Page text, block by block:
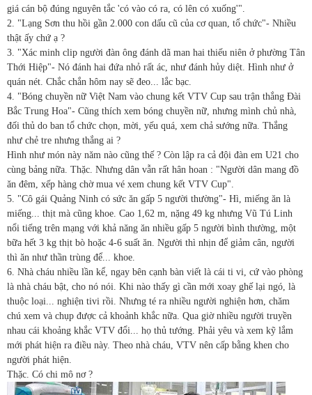
giá cán bộ đúng nguyên tắc 'có vào có ra, có lên có xuống'".
2. "Lạng Sơn thu hồi gần 2.000 con dấu cũ của cơ quan, tổ chức"- Nhiều
thật ấy chứ ạ ?
3. "Xác minh clip người đàn ông đánh dã man hai thiếu niên ở phường Tân
Thới Hiệp"- Nó đánh hai đứa nhỏ rất ác, như đánh hủy diệt. Hình như ở
quán nét. Chắc chắn hôm nay sẽ đeo... lắc bạc.
4. "Bóng chuyền nữ Việt Nam vào chung kết VTV Cup sau trận thắng Đài
Bắc Trung Hoa"- Cũng thích xem bóng chuyền nữ, nhưng mình chủ nhà,
đối thủ do ban tổ chức chọn, mời, yếu quá, xem chả sướng nữa. Thắng
như chẻ tre nhưng thắng ai ?
Hình như món này năm nào cũng thế ? Còn lập ra cả đội đàn em U21 cho
cùng bảng nữa. Thặc. Nhưng dân vẫn rất hân hoan : "Người dân mang đồ
ăn đêm, xếp hàng chờ mua vé xem chung kết VTV Cup".
5. "Cô gái Quảng Ninh có sức ăn gấp 5 người thường"- Hì, miếng ăn là
miếng... thịt mà cũng khoe. Cao 1,62 m, nặng 49 kg nhưng Vũ Tú Linh
nổi tiếng trên mạng với khả năng ăn nhiều gấp 5 người bình thường, một
bữa hết 3 kg thịt bò hoặc 4-6 suất ăn. Người thì nhịn để giảm cân, người
thì ăn như thần trùng để... khoe.
6. Nhà cháu nhiều lần kể, ngay bên cạnh bàn viết là cái ti vi, cứ vào phòng
là nhà cháu bật, cho nó nói. Khi nào thấy gì cần mới xoay ghế lại ngó, là
thuộc loại... nghiện tivi rồi. Nhưng té ra nhiều người nghiện hơn, chăm
chú xem và chụp được cả khoảnh khắc nữa. Qua giờ nhiều người truyền
nhau cái khoảng khắc VTV đổi... họ thủ tướng. Phải yêu và xem kỹ lắm
mới phát hiện ra điều này. Theo nhà cháu, VTV nên cấp bằng khen cho
người phát hiện.
Thặc. Có chi mô nơ ?